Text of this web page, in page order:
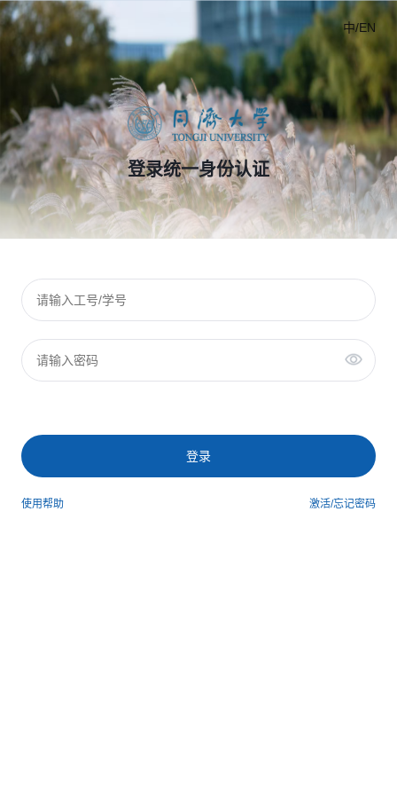
登录统一身份认证
中/EN
登录
使用帮助 激活/忘记密码